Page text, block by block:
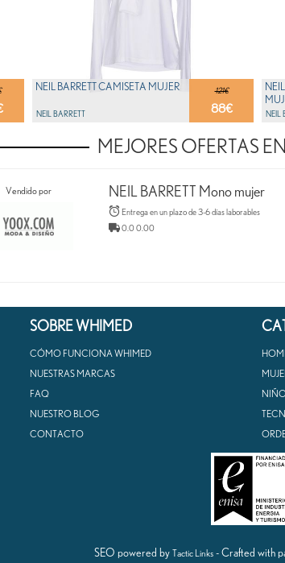
121€
88€
NEIL BARRETT CAMISETA MUJER
NEIL BARRETT NEIL
MEJORES OFERTAS
Vendido por NEIL BARRETT Mono mujer
Entrega en un plazo de 3-6 días laborables
0.0 0.00
SOBRE WHIMED
CÓMO FUNCIONA WHIMED
NUESTRAS MARCAS
FAQ
NUESTRO BLOG
CONTACTO
SEO powered by Tactic Links - Crafted with